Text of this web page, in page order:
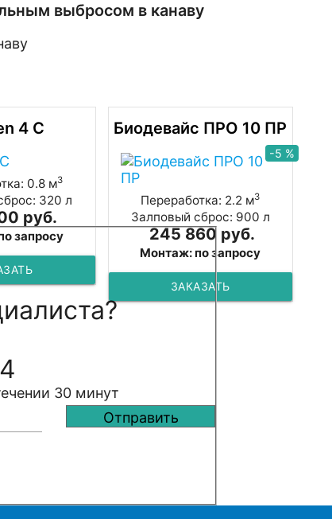
выбросом в канаву
4 С
0.8 м3
320 л
руб.
запросу
Биодевайс ПРО 10 ПР
-5 %
Переработка: 2.2 м3
Залповый сброс: 900 л
245 860 руб.
Монтаж: по запросу
ЗАКАЗАТЬ
30 минут